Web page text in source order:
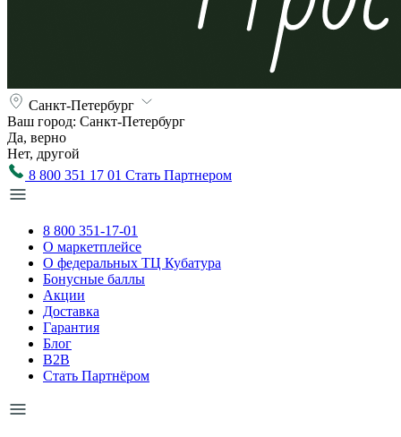
Санкт-Петербург
Ваш город: Санкт-Петербург
Да, верно
Нет, другой
8 800 351 17 01 Стать Партнером
8 800 351-17-01
О маркетплейсе
О федеральных ТЦ Кубатура
Бонусные баллы
Акции
Доставка
Гарантия
Блог
B2B
Стать Партнёром